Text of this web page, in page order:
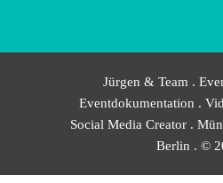
Jürgen & Team .
Eventdokumentation .
Social Media Creator .
Berlin . ©